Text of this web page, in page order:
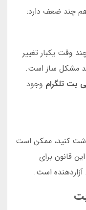
چند ضعف دارد:
وقت یکبار تغییر
مشکل ساز است.
بت تلگرام وجود
برداشت کنید، ممکن است
قانون برای
است.